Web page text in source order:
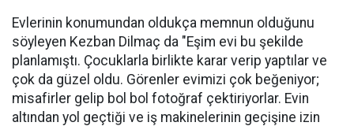
Evlerinin konumundan oldukça memnun olduğunu
söyleyen Kezban Dilmaç da "Eşim evi bu şekilde
planlamıştı. Çocuklarla birlikte karar verip yaptılar ve
çok da güzel oldu. Görenler evimizi çok beğeniyor;
misafirler gelip bol bol fotoğraf çektiriyorlar. Evin
altından yol geçtiği ve iş makinelerinin geçişine izin